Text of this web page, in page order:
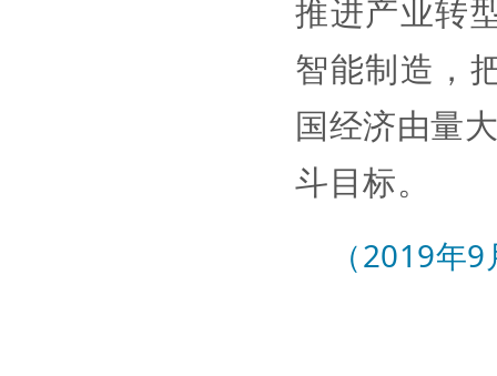
推进产业转
智能制造，
国经济由量
斗目标。
（2019年